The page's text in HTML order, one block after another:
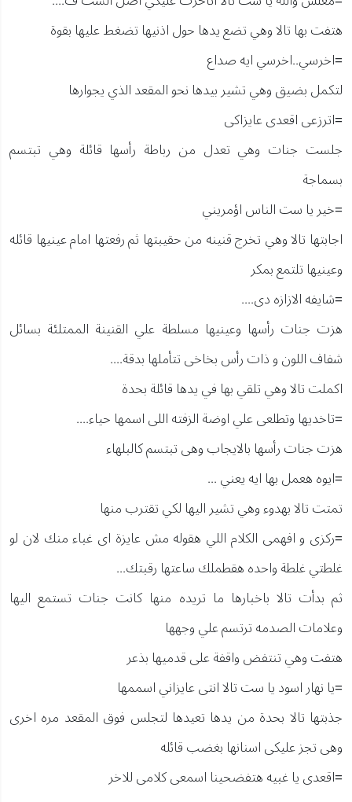
هتفت بها تالا وهي تضع يدها حول اذنيها تضغط عليها بقوة
=اخرسي..اخرسي ايه صداع
لتكمل بضيق وهي تشير بيدها نحو المقعد الذي يجوارها
=اترزعى اقعدى عايزاكى
جلست جنات وهي تعدل من رباطة رأسها قائلة وهي تبتسم
بسماجة
=خير يا ست الناس اؤمريني
اجابتها تالا وهي تخرج قنينه من حقيبتها ثم رفعتها امام عينيها قائله
وعينيها تلتمع بمكر
=شايفه الازازه دى....
هزت جنات رأسها وعينيها مسلطة علي القنينة الممتلئة بسائل
شفاف اللون و ذات رأس بخاخى تتأملها بدقة....
اكملت تالا وهي تلقي بها في يدها قائلة بحدة
=تاخديها وتطلعى علي اوضة الزفته اللى اسمها حياء....
هزت جنات رأسها بالايجاب وهى تبتسم كالبلهاء
=ايوه هعمل بها ايه يعني ...
تمتت تالا بهدوء وهي تشير اليها لكي تقترب منها
=ركزى و افهمى الكلام اللي هقوله مش عايزة اى غباء منك لان لو
غلطتي غلطة واحده هقطملك ساعتها رقبتك...
ثم بدأت تالا باخبارها ما تريده منها كانت جنات تستمع اليها
وعلامات الصدمه ترتسم علي وجهها
هتفت وهي تنتفض واقفة على قدميها بذعر
=يا نهار اسود يا ست تالا انتى عايزاني اسممها
جذبتها تالا بحدة من يدها تعيدها لتجلس فوق المقعد مره اخرى
وهى تجز عليكى اسنانها بغضب قائله
=اقعدى يا غبيه هتفضحينا اسمعى كلامى للاخر